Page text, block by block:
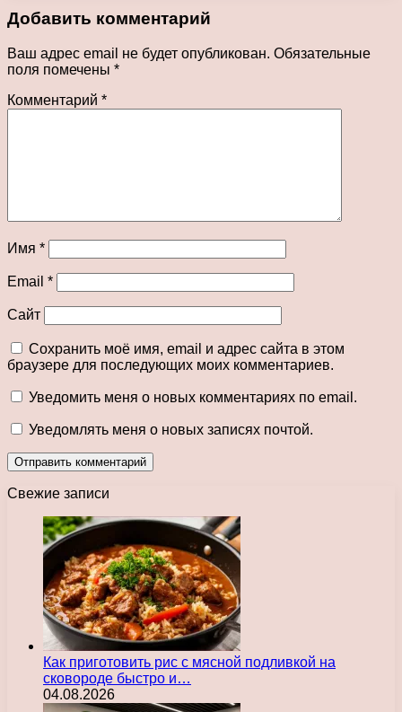
Добавить комментарий
Ваш адрес email не будет опубликован. Обязательные
поля помечены *
Комментарий *
Имя *
Email *
Сайт
Сохранить моё имя, email и адрес сайта в этом
браузере для последующих моих комментариев.
Уведомить меня о новых комментариях по email.
Уведомлять меня о новых записях почтой.
Свежие записи
Как приготовить рис с мясной подливкой на
сковороде быстро и…
04.08.2026